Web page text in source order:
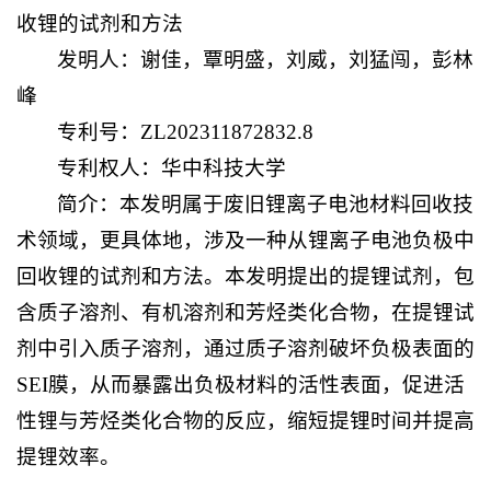
收锂的试剂和方法
发明人：谢佳，覃明盛，刘威，刘猛闯，彭林
峰
专利号：ZL202311872832.8
专利权人：华中科技大学
简介：本发明属于废旧锂离子电池材料回收技
术领域，更具体地，涉及一种从锂离子电池负极中
回收锂的试剂和方法。本发明提出的提锂试剂，包
含质子溶剂、有机溶剂和芳烃类化合物，在提锂试
剂中引入质子溶剂，通过质子溶剂破坏负极表面的
SEI膜，从而暴露出负极材料的活性表面，促进活
性锂与芳烃类化合物的反应，缩短提锂时间并提高
提锂效率。